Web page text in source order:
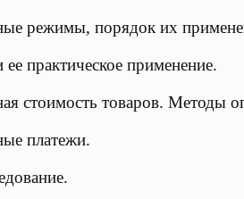
режимы, порядок их
практическое применение.
стоимость товаров. Методы
платежи.